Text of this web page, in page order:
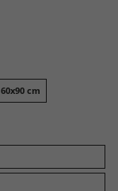
60x90 cm